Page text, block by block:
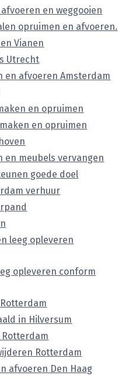
en weggooien
opruimen en afvoeren.
Vianen
Utrecht
en afvoeren Amsterdam
en opruimen
en opruimen
meubels vervangen
goede doel
verhuur
leeg opleveren
opleveren conform
in Hilversum
Rotterdam
afvoeren Den Haag